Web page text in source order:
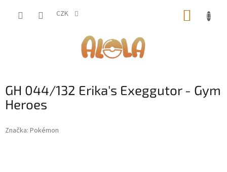
CZK
GH 044/132 Erika's Exeggutor - Gym
Heroes
Značka: Pokémon